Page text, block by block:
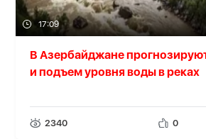
17:09
В Азербайджане
и подъем уровня воды в реках
2340 0